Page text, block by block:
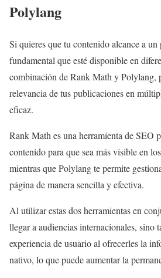
Polylang
Si quieres que tu contenido alcance a
fundamental que esté disponible en
combinación de Rank Math y Polylang,
relevancia de tus publicaciones en
eficaz.
Rank Math es una herramienta de SEO
contenido para que sea más visible en
mientras que Polylang te permite
página de manera sencilla y efectiva.
Al utilizar estas dos herramientas en
llegar a audiencias internacionales, sino
experiencia de usuario al ofrecerles la
nativo, lo que puede aumentar la